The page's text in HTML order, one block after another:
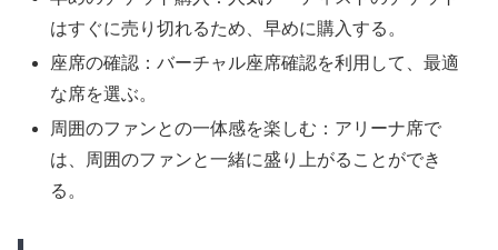
はすぐに売り切れるため、早めに購入する。
座席の確認：バーチャル座席確認を利用して、最適
な席を選ぶ。
周囲のファンとの一体感を楽しむ：アリーナ席で
は、周囲のファンと一緒に盛り上がることができ
る。